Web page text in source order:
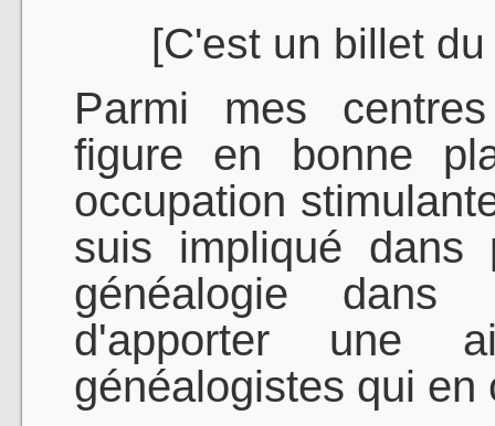
[C'est un billet
Parmi mes
figure en bonne
occupation
suis impliqué dans
généalogie dans
d'apporter une
généalogistes qui en